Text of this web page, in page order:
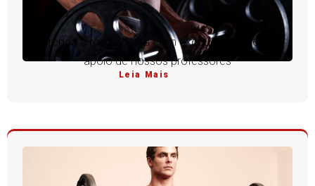
Aprenda a rosca direta com execução perfeita e
apoio de nossos professores
Leia Mais